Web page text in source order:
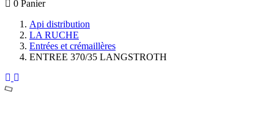
0 Panier
Api distribution
LA RUCHE
Entrées et crémaillères
ENTREE 370/35 LANGSTROTH